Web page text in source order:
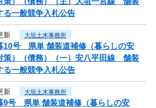
る一般競争入札公告
新 大垣土木事務所
10号 県単 舗装道補修（暮らしの安
策）（債務）（一）安八平田線 舗装
る一般競争入札公告
新 大垣土木事務所
9号 県単 舗装道補修（暮らしの安